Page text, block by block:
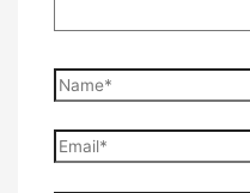
Name*
Email*